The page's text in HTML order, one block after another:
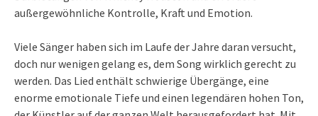
außergewöhnliche Kontrolle, Kraft und Emotion.
Viele Sänger haben sich im Laufe der Jahre daran versucht,
doch nur wenigen gelang es, dem Song wirklich gerecht zu
werden. Das Lied enthält schwierige Übergänge, eine
enorme emotionale Tiefe und einen legendären hohen Ton,